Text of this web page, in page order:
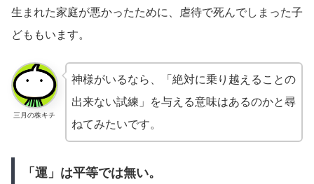
生まれた家庭が悪かったために、虐待で死んでしまった子
どももいます。
三月の株キチ
神様がいるなら、「絶対に乗り越えることの
出来ない試練」を与える意味はあるのかと尋
ねてみたいです。
「運」は平等では無い。